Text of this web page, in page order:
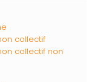
collectif
collectif non